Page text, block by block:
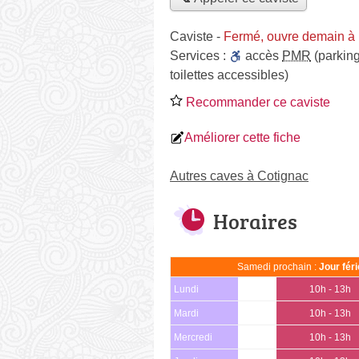
Caviste - Fermé, ouvre demain à
Services :
accès PMR
toilettes accessibles)
Recommander ce caviste
Améliorer cette fiche
Autres caves à Cotignac
Horaires
Samedi prochain : Jour
Lundi 10h - 13h
Mardi 10h - 13h
Mercredi 10h - 13h